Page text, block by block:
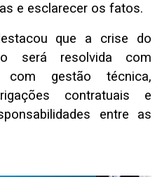
e esclarecer os fatos.
que a crise do
será resolvida com
gestão técnica,
contratuais e
entre as